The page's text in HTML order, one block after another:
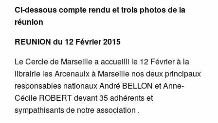
Ci-dessous compte rendu et trois photos de la
réunion
REUNION du 12 Février 2015
Le Cercle de Marseille a accueilli le 12 Février à la
librairie les Arcenaulx à Marseille nos deux principaux
responsables nationaux André BELLON et Anne-
Cécile ROBERT devant 35 adhérents et
sympathisants de notre association .